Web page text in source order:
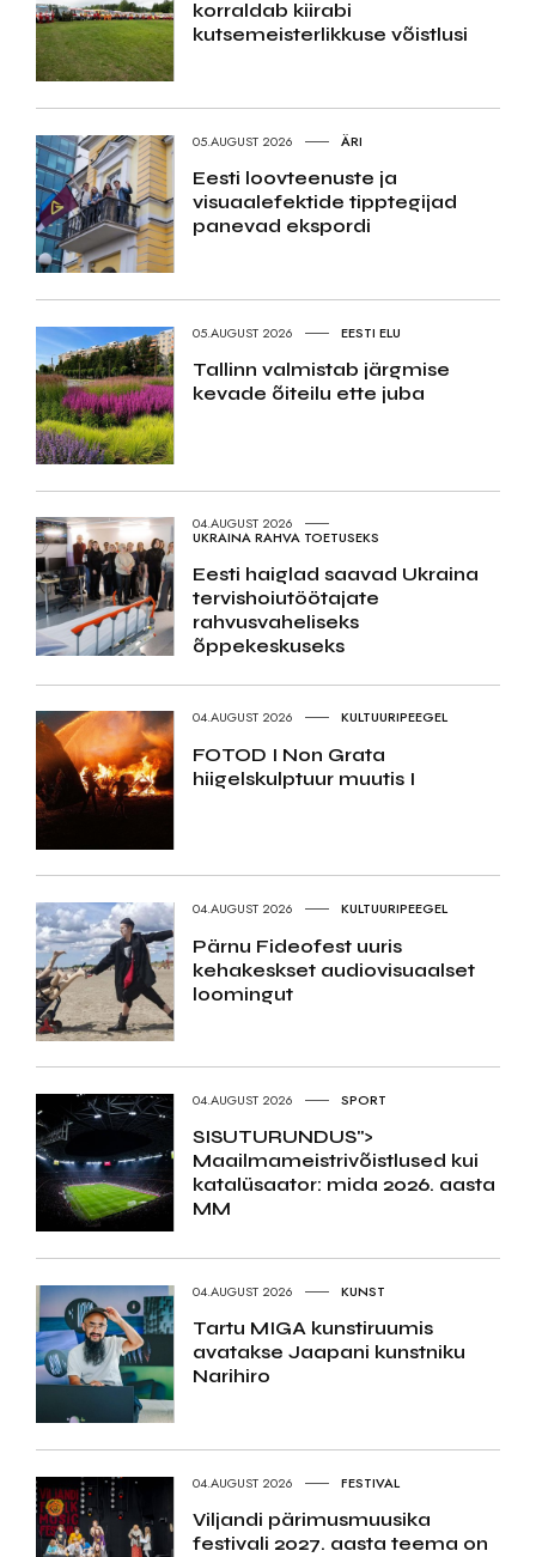
korraldab kiirabi
kutsemeisterlikkuse võistlusi
05.AUGUST 2026 ÄRI
Eesti loovteenuste ja
visuaalefektide tipptegijad
panevad ekspordi
05.AUGUST 2026 EESTI ELU
Tallinn valmistab järgmise
kevade õiteilu ette juba
04.AUGUST 2026
UKRAINA RAHVA TOETUSEKS
Eesti haiglad saavad Ukraina
tervishoiutöötajate
rahvusvaheliseks
õppekeskuseks
04.AUGUST 2026 KULTUURIPEEGEL
FOTOD I Non Grata
hiigelskulptuur muutis I
04.AUGUST 2026 KULTUURIPEEGEL
Pärnu Fideofest uuris
kehakeskset audiovisuaalset
loomingut
04.AUGUST 2026 SPORT
SISUTURUNDUS">
Maailmameistrivõistlused kui
katalüsaator: mida 2026. aasta
MM
04.AUGUST 2026 KUNST
Tartu MIGA kunstiruumis
avatakse Jaapani kunstniku
Narihiro
04.AUGUST 2026 FESTIVAL
Viljandi pärimusmuusika
festivali 2027. aasta teema on